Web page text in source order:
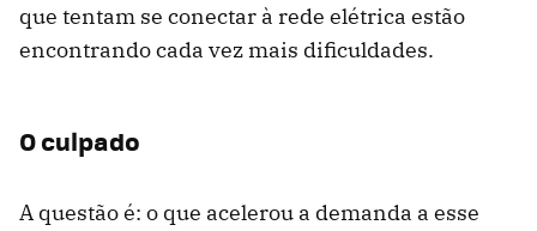
que tentam se conectar à rede elétrica estão
encontrando cada vez mais dificuldades.
O culpado
A questão é: o que acelerou a demanda a esse